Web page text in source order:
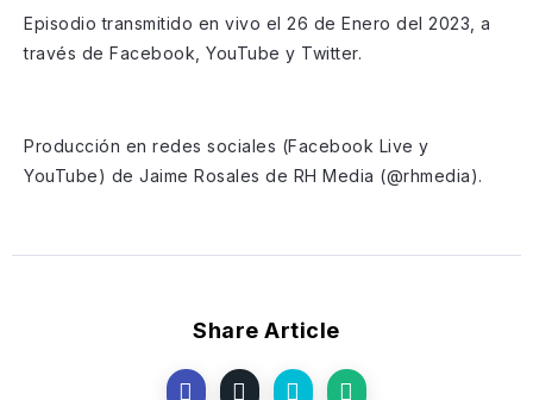
Episodio transmitido en vivo el 26 de Enero del 2023, a
través de Facebook, YouTube y Twitter.
Producción en redes sociales (Facebook Live y
YouTube) de Jaime Rosales de RH Media (@rhmedia).
Share Article